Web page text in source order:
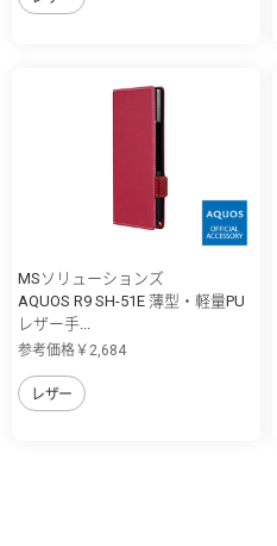
MSソリューションズ
AQUOS R9 SH-51E 薄型・軽量PU
レザー手...
参考価格￥2,684
レザー